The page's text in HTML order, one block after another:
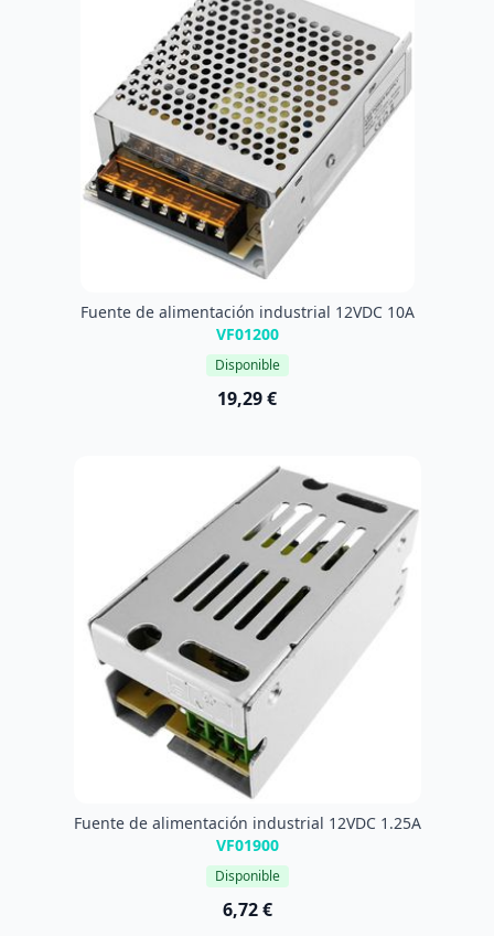
Fuente de alimentación industrial 12VDC 10A
VF01200
Disponible
19,29 €
Fuente de alimentación industrial 12VDC 1.25A
VF01900
Disponible
6,72 €